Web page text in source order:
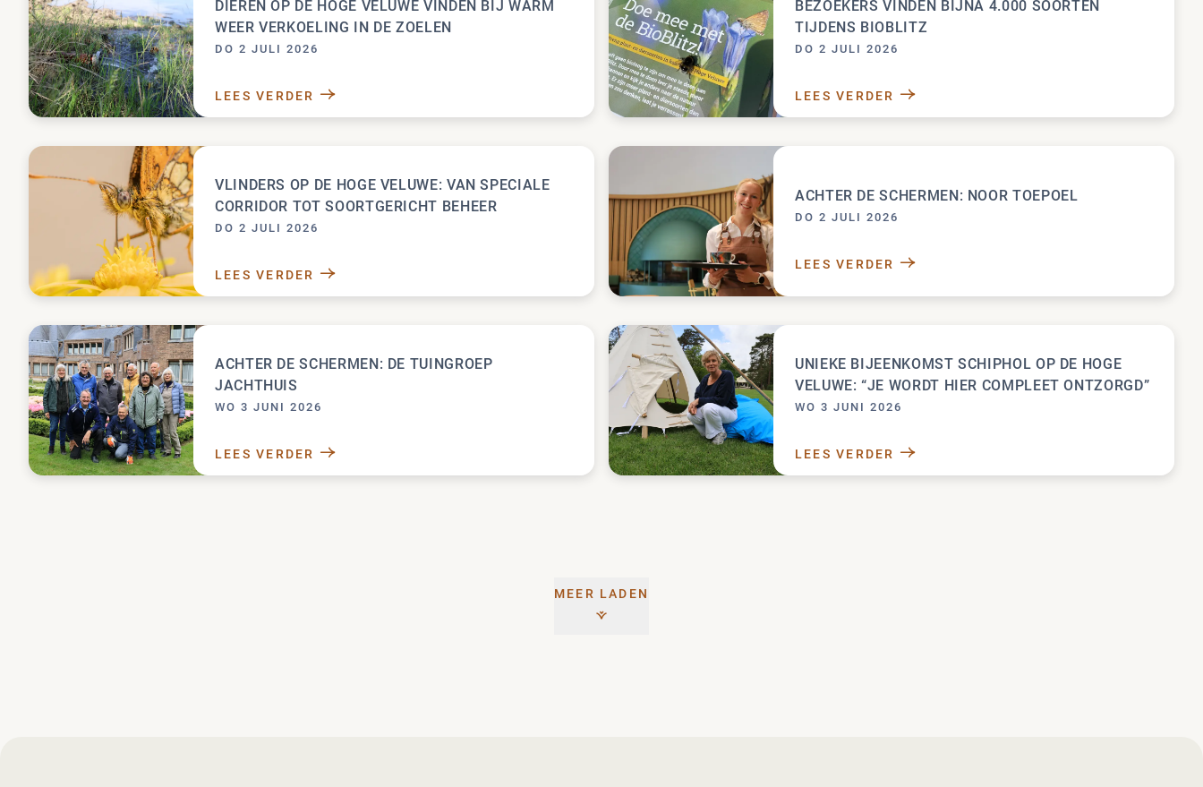
DIEREN OP DE HOGE VELUWE VINDEN BIJ WARM
WEER VERKOELING IN DE ZOELEN
DO 2 JULI 2026
LEES VERDERDIEREN OP DE HOGE VELUWE VINDEN BIJ WARM WEER VERKOELING IN DE ZOELEN
BEZOEKERS VINDEN BIJNA 4.000 SOORTEN
TIJDENS BIOBLITZ
DO 2 JULI 2026
LEES VERDERBEZOEKERS VINDEN BIJNA 4.000 SOORTEN
VLINDERS OP DE HOGE VELUWE: VAN SPECIALE
CORRIDOR TOT SOORTGERICHT BEHEER
DO 2 JULI 2026
LEES VERDERVLINDERS OP DE HOGE VELUWE: VAN SPECIALE CORRIDOR TOT SOORTGERICHT BEHEER
ACHTER DE SCHERMEN: NOOR TOEPOEL
DO 2 JULI 2026
LEES VERDERACHTER DE SCHERMEN: NOOR TOEPOEL
ACHTER DE SCHERMEN: DE TUINGROEP
JACHTHUIS
WO 3 JUNI 2026
LEES VERDERACHTER DE SCHERMEN: DE TUINGROEP JACHTHUIS
UNIEKE BIJEENKOMST SCHIPHOL OP DE HOGE
VELUWE: “JE WORDT HIER COMPLEET ONTZORGD”
WO 3 JUNI 2026
LEES VERDERUNIEKE BIJEENKOMST SCHIPHOL OP DE
MEER LADEN